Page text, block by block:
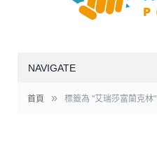
NAVIGATE
首頁 » 標籤為 "艾瑞莎富蘭克林"